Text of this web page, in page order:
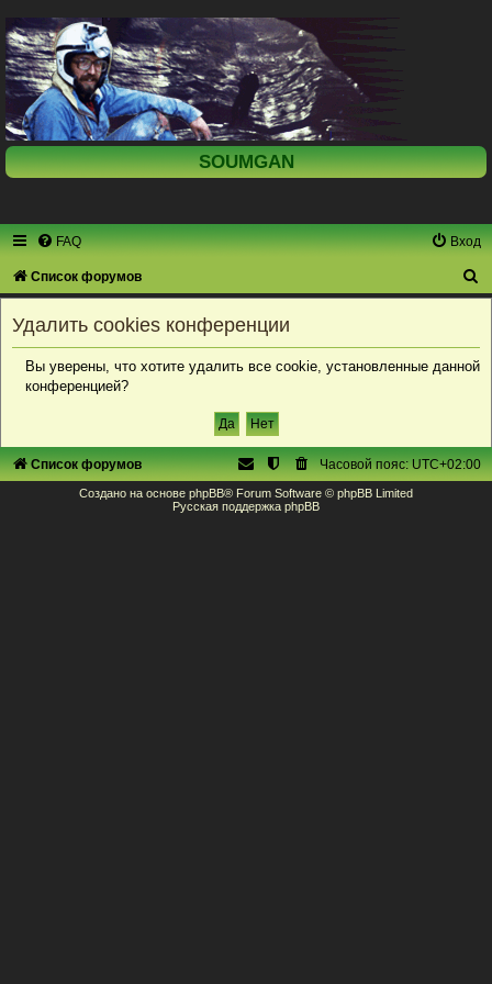
SOUMGAN
FAQ Вход
Список форумов
Удалить cookies конференции
Вы уверены, что хотите удалить все cookie, установленные данной
конференцией?
Список форумов Часовой пояс:UTC+02:00
Создано на основе phpBB® Forum Software © phpBB Limited
Русская поддержка phpBB